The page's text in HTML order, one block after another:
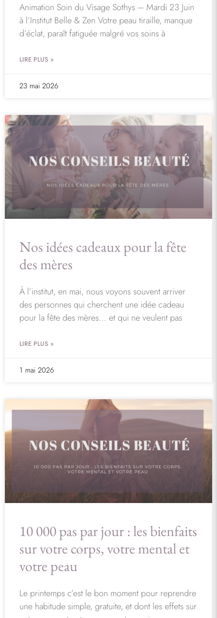
Animation Soin du Visage Sothys – Mardi 23 Juin
à l’Institut Belle & Zen Votre peau tiraille, manque
d’éclat, paraît fatiguée malgré vos soins à
LIRE PLUS »
23 mai 2026
Nos idées cadeaux pour la fête
des mères
À l’institut, en mai, nous voyons souvent arriver
des personnes qui cherchent une idée cadeau
pour la fête des mères… et qui ne veulent pas
LIRE PLUS »
1 mai 2026
10 000 pas par jour : les bienfaits
sur votre corps, votre mental et
votre peau
Le printemps c’est le bon moment pour reprendre
une habitude simple, gratuite, et dont les effets sur